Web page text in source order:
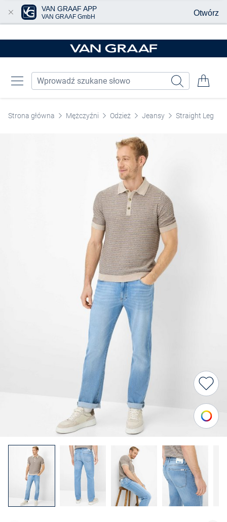
Strona główna Mężczyźni Odzież Jeansy Straight Leg
VAN GRAAF APP
VAN GRAAF GmbH Otwórz